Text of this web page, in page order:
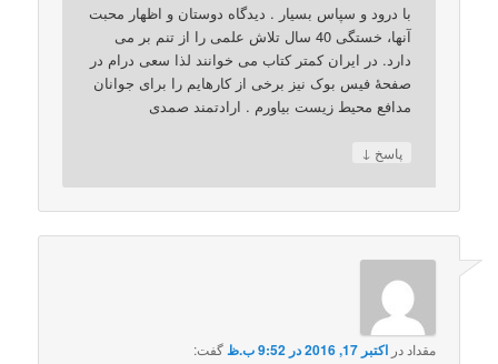
با درود و سپاس بسیار . دیدگاه دوستان و اظهار محبت
آنها، خستگی 40 سال تلاش علمی را از تنم بر می
دارد. در ایران کمتر کتاب می خوانند لذا سعی درام در
صفحۀ فیس بوک نیز برخی از کارهایم را برای جوانان
مدافع محیط زیست بیاورم . ارادتمند صمدی
پاسخ ↓
مقداد دراکتبر 17, 2016 در 9:52 ب.ظ گفت: